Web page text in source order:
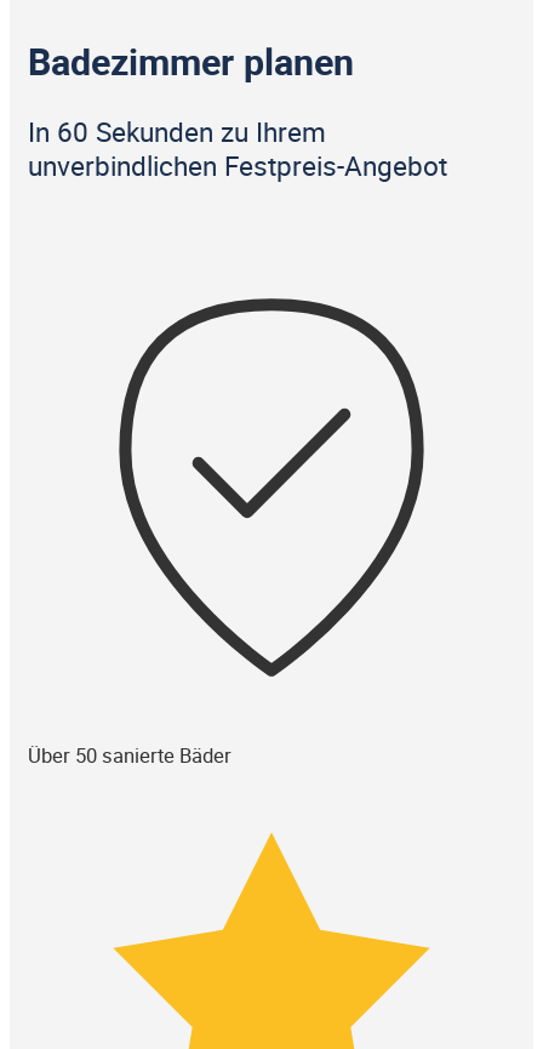
Badezimmer planen
In 60 Sekunden zu Ihrem
unverbindlichen Festpreis-Angebot
Über 50 sanierte Bäder